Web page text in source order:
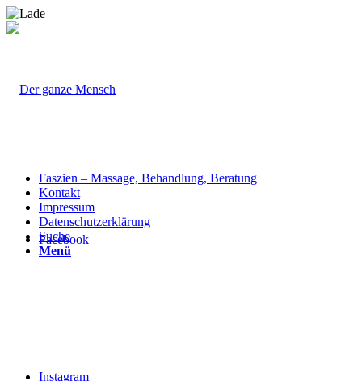
Facebook
Instagram
Faszien – Massage, Behandlung, Beratung
Kontakt
Impressum
Datenschutzerklärung
Suche
Menü